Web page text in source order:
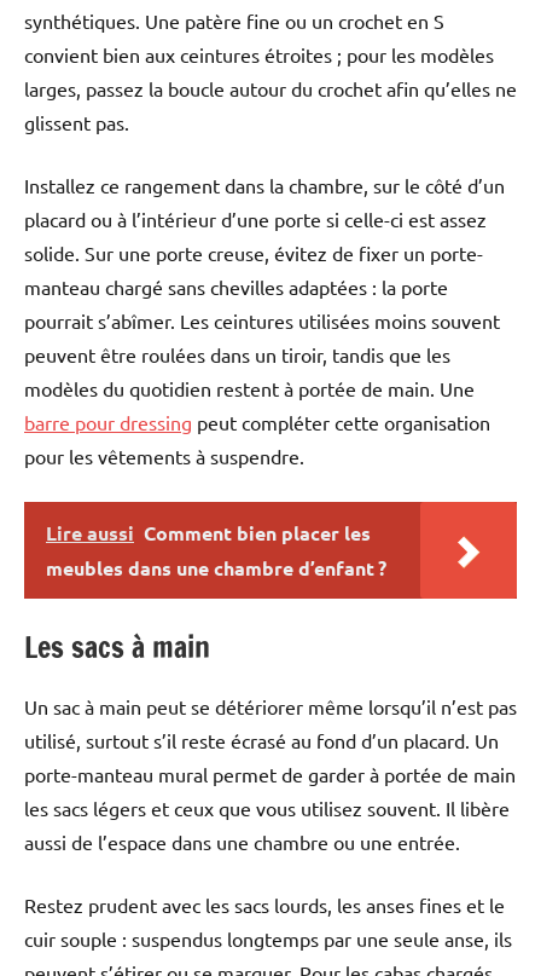
synthétiques. Une patère fine ou un crochet en S
convient bien aux ceintures étroites ; pour les modèles
larges, passez la boucle autour du crochet afin qu’elles ne
glissent pas.
Installez ce rangement dans la chambre, sur le côté d’un
placard ou à l’intérieur d’une porte si celle-ci est assez
solide. Sur une porte creuse, évitez de fixer un porte-
manteau chargé sans chevilles adaptées : la porte
pourrait s’abîmer. Les ceintures utilisées moins souvent
peuvent être roulées dans un tiroir, tandis que les
modèles du quotidien restent à portée de main. Une
barre pour dressing peut compléter cette organisation
pour les vêtements à suspendre.
Lire aussi Comment bien placer les
meubles dans une chambre d’enfant ?
Les sacs à main
Un sac à main peut se détériorer même lorsqu’il n’est pas
utilisé, surtout s’il reste écrasé au fond d’un placard. Un
porte-manteau mural permet de garder à portée de main
les sacs légers et ceux que vous utilisez souvent. Il libère
aussi de l’espace dans une chambre ou une entrée.
Restez prudent avec les sacs lourds, les anses fines et le
cuir souple : suspendus longtemps par une seule anse, ils